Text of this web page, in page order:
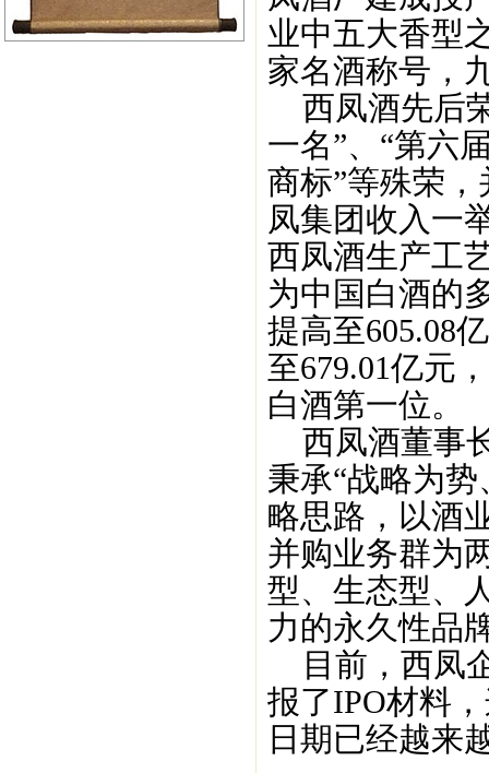
业中五大香型
家名酒称号，
西凤酒先后
一名”、“第六
商标”等殊荣
凤集团收入一
西凤酒生产工
为中国白酒的
提高至605.08
至679.01亿元
白酒第一位。
西凤酒董事
秉承“战略为
略思路，以酒
并购业务群为
型、生态型、
力的永久性品
目前，西凤
报了IPO材料
日期已经越来